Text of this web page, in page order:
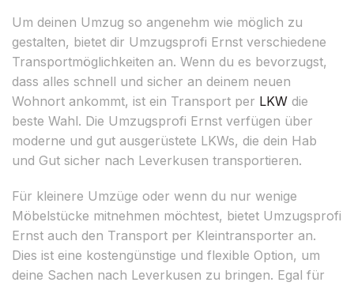
Um deinen Umzug so angenehm wie möglich zu
gestalten, bietet dir Umzugsprofi Ernst verschiedene
Transportmöglichkeiten an. Wenn du es bevorzugst,
dass alles schnell und sicher an deinem neuen
Wohnort ankommt, ist ein Transport per LKW die
beste Wahl. Die Umzugsprofi Ernst verfügen über
moderne und gut ausgerüstete LKWs, die dein Hab
und Gut sicher nach Leverkusen transportieren.
Für kleinere Umzüge oder wenn du nur wenige
Möbelstücke mitnehmen möchtest, bietet Umzugsprofi
Ernst auch den Transport per Kleintransporter an.
Dies ist eine kostengünstige und flexible Option, um
deine Sachen nach Leverkusen zu bringen. Egal für